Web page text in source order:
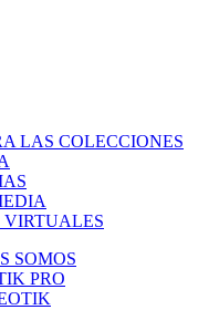
LAS COLECCIONES
VIRTUALES
SOMOS
PRO